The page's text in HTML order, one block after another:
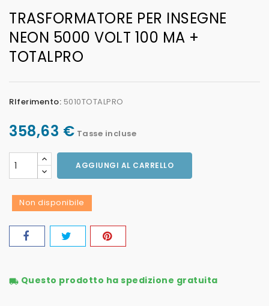
TRASFORMATORE PER INSEGNE
NEON 5000 VOLT 100 MA +
TOTALPRO
RIferimento: 5010TOTALPRO
358,63 € Tasse incluse
AGGIUNGI AL CARRELLO
Non disponibile
local_shipping Questo prodotto ha spedizione gratuita